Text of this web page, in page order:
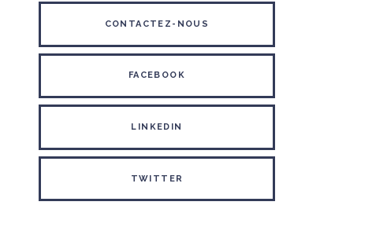
CONTACTEZ-NOUS
FACEBOOK
LINKEDIN
TWITTER